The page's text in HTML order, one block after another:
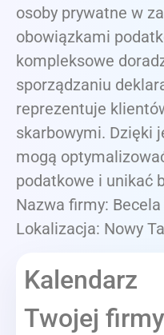
osoby prywatne w
obowiązkami
kompleksowe
sporządzaniu
reprezentuje
skarbowymi. Dzięki
mogą
podatkowe i unikać
Nazwa firmy:
Lokalizacja: Nowy
Twojej